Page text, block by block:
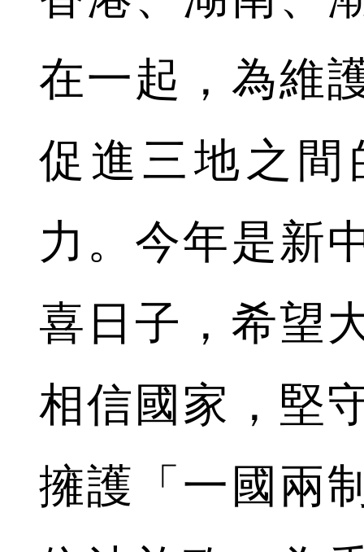
在一起，為維
促進三地之間
力。今年是新
喜日子，希望
相信國家，堅
擁護「一國兩